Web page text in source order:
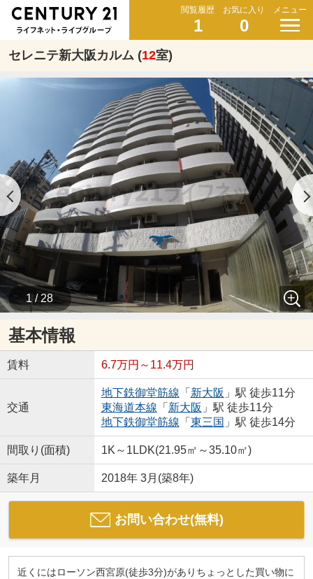
閲覧履歴
1
お気に入り
0
メニュー
セレニテ新大阪カルム (12室)
1 / 28
基本情報
賃料 6.7万円～11.4万円
交通
地下鉄御堂筋線 「 新大阪 」駅 徒歩11分
東海道本線 「 新大阪 」駅 徒歩11分
地下鉄御堂筋線 「 東三国 」駅 徒歩14分
間取り(面積) 1K～1LDK(21.95㎡～35.10㎡)
築年月 2018年 3月(築8年)
お問い合わせ(無料)
近くにはローソン西宮原(徒歩3分)がありちょっとした買い物に